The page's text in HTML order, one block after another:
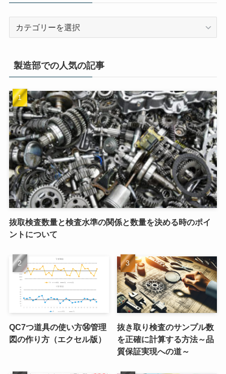
製造部での人気の記事
抜取検査数量と検査水準の関係と数量を決める時のポイ
ントについて
QC7つ道具の使い方⑭管理
図の作り方（エクセル版）
抜き取り検査のサンプル数
を正確に計算する方法～品
質保証実現への道～